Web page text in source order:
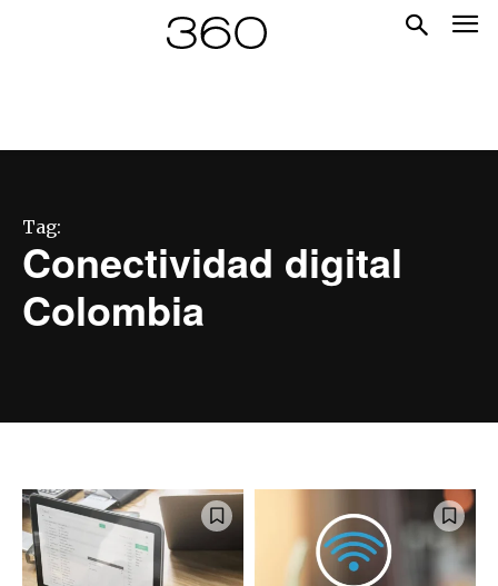
Tag:
Conectividad digital
Colombia